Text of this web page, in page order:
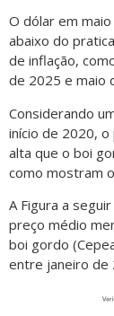
O dólar em
abaixo do
de inflação,
de 2025 e maio
Considerando
início de 2020,
alta que o boi
como mostram
A Figura a
preço médio
boi gordo
entre janeiro de